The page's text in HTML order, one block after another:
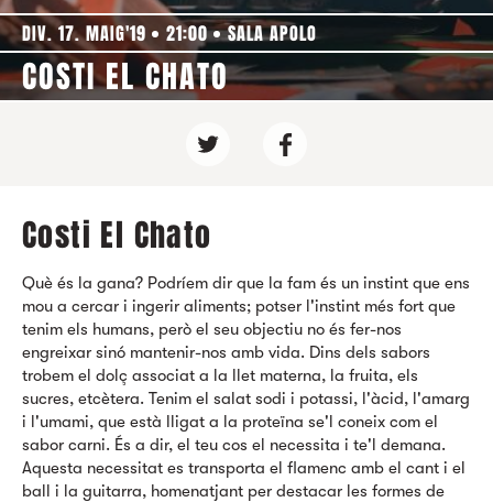
DIV. 17. MAIG'19 21:00 SALA APOLO
COSTI EL CHATO
Costi El Chato
Què és la gana? Podríem dir que la fam és un instint que ens
mou a cercar i ingerir aliments; potser l'instint més fort que
tenim els humans, però el seu objectiu no és fer-nos
engreixar sinó mantenir-nos amb vida. Dins dels sabors
trobem el dolç associat a la llet materna, la fruita, els
sucres, etcètera. Tenim el salat sodi i potassi, l'àcid, l'amarg
i l'umami, que està lligat a la proteïna se'l coneix com el
sabor carni. És a dir, el teu cos el necessita i te'l demana.
Aquesta necessitat es transporta el flamenc amb el cant i el
ball i la guitarra, homenatjant per destacar les formes de